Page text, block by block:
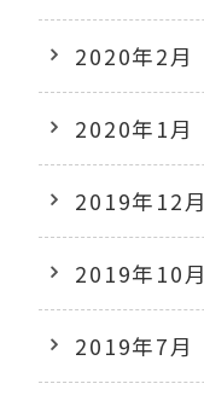
2020年2月
2020年1月
2019年12月
2019年10月
2019年7月